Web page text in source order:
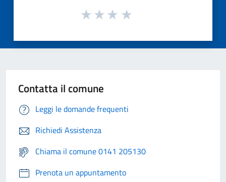
Contatta il comune
Leggi le domande frequenti
Richiedi Assistenza
Chiama il comune 0141 205130
Prenota un appuntamento